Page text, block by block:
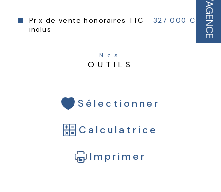
L'AGENCE
Prix de vente honoraires TTC
inclus
327 000 €
Nos
OUTILS
Sélectionner
Calculatrice
Imprimer